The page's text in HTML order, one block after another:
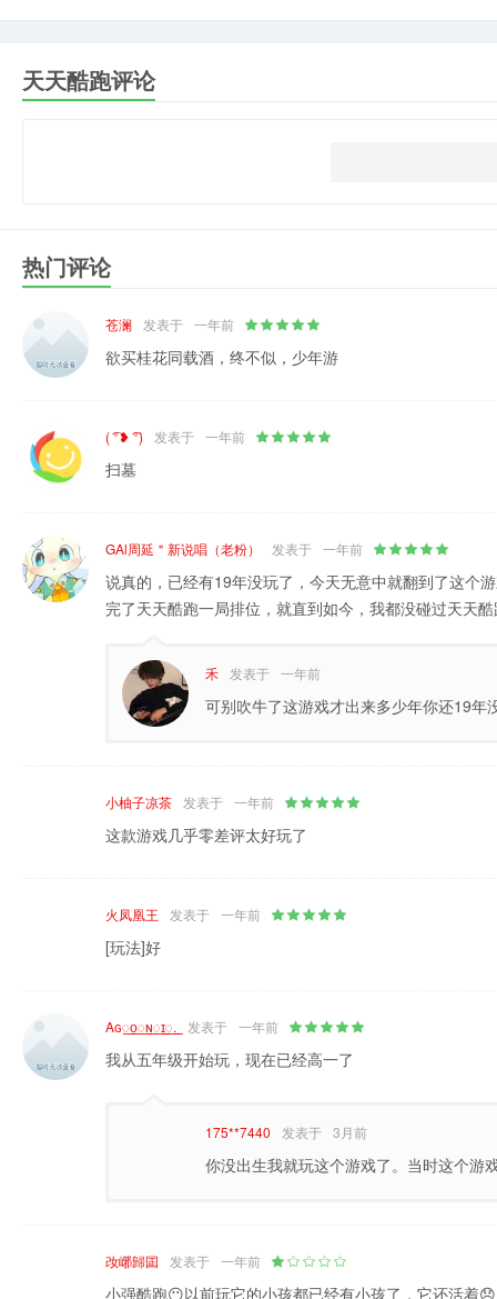
天天酷跑评论
热门评论
苍澜 发表于 一年前
欲买桂花同载酒，终不似，少年游
( ͡°❥ ͡°) 发表于 一年前
扫墓
GAl周延＂新说唱（老粉） 发表于 一年前
说真的，已经有19年没玩了，今天无意中就翻到了这个
完了天天酷跑一局排位，就直到如今，我都没碰过天天
禾 发表于 一年前
可别吹牛了这游戏才出来多少年你还19年
小柚子凉茶 发表于 一年前
这款游戏几乎零差评太好玩了
火凤凰王 发表于 一年前
[玩法]好
Aɢ꯭ᴏ꯭ɴ꯭ɪ꯭. 发表于 一年前
我从五年级开始玩，现在已经高一了
175**7440 发表于 3月前
你没出生我就玩这个游戏了。当时这个游
妀峫歸囸 发表于 一年前
小强酷跑😶️以前玩它的小孩都已经有小孩了，它还活着😞️